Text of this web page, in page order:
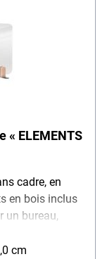
« ELEMENTS
cadre, en
en bois inclus
un bureau,
cm